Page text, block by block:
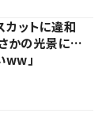
カットに違和
さかの光景に…
ww」